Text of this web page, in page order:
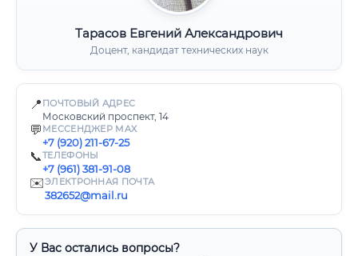
Тарасов Евгений Александрович
Доцент, кандидат технических наук
📍 ПОЧТОВЫЙ АДРЕС
Московский проспект, 14
💬 МЕССЕНДЖЕР MAX
+7 (920) 211-67-25
📞ТЕЛЕФОНЫ
+7 (961) 381-91-08
✉️ЭЛЕКТРОННАЯ ПОЧТА
382652@mail.ru
У Вас остались вопросы?